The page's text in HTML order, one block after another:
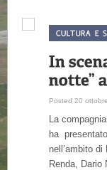
Posted 20
La
ha
nell’ambito
Renda, Dario